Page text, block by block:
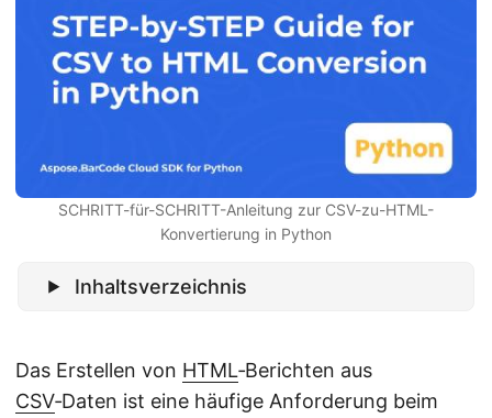
SCHRITT-für-SCHRITT-Anleitung zur CSV-zu-HTML-
Konvertierung in Python
Inhaltsverzeichnis
Das Erstellen von HTML‑Berichten aus
CSV‑Daten ist eine häufige Anforderung beim